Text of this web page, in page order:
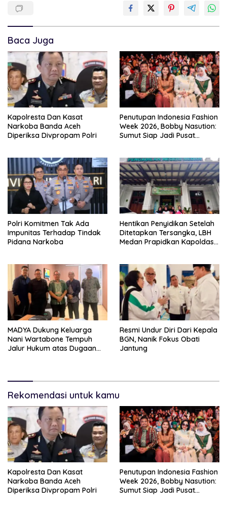
Baca Juga
Kapolresta Dan Kasat
Narkoba Banda Aceh
Diperiksa Divpropam Polri
Penutupan Indonesia Fashion
Week 2026, Bobby Nasution:
Sumut Siap Jadi Pusat
Polri Komitmen Tak Ada
Impunitas Terhadap Tindak
Pidana Narkoba
Hentikan Penyidikan Setelah
Ditetapkan Tersangka, LBH
Medan Prapidkan Kapoldasu
MADYA Dukung Keluarga
Nani Wartabone Tempuh
Jalur Hukum atas Dugaan
Resmi Undur Diri Dari Kepala
BGN, Nanik Fokus Obati
Jantung
Rekomendasi untuk kamu
Kapolresta Dan Kasat
Narkoba Banda Aceh
Diperiksa Divpropam Polri
Penutupan Indonesia Fashion
Week 2026, Bobby Nasution:
Sumut Siap Jadi Pusat